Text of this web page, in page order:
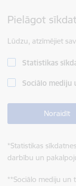
Pielāgot
Lūdzu, atzīmējiet
Statistikas
Sociālo mediju
Noraidīt
*Statistikas
darbību un
**Sociālo mediju un